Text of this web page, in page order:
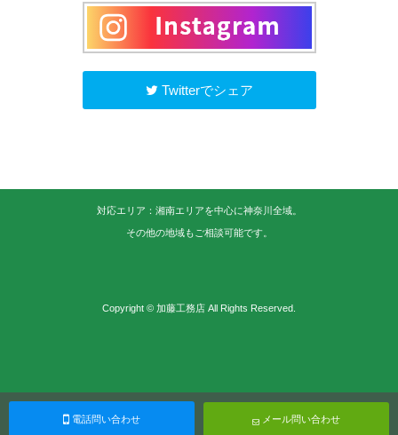
Twitterでシェア
対応エリア：湘南エリアを中心に神奈川全域。
その他の地域もご相談可能です。
Copyright © 加藤工務店 All Rights Reserved.
電話問い合わせ メール問い合わせ